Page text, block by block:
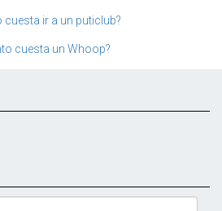
cuesta ir a un puticlub?
cuesta un Whoop?